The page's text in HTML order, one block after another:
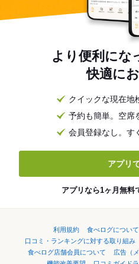
より便利にな
快適に
クイックな現在地
予約も簡単。空席
会員登録なし。す
アプリ
アプリなら1ヶ月無料
利用規約 食べログについて
口コミ・ランキングに対する取り組み
食べログ店舗会員について
広告（